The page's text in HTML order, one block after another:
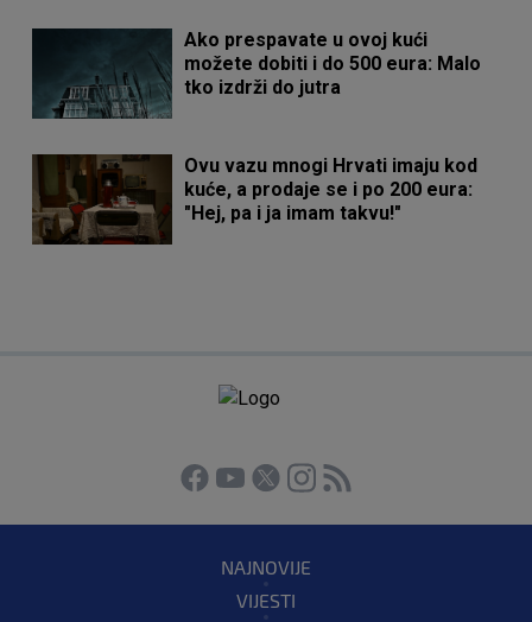
Ako prespavate u ovoj kući
možete dobiti i do 500 eura: Malo
tko izdrži do jutra
Ovu vazu mnogi Hrvati imaju kod
kuće, a prodaje se i po 200 eura:
"Hej, pa i ja imam takvu!"
NAJNOVIJE
VIJESTI